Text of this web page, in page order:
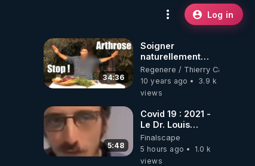
Log in
34:36
Soigner
naturellement
l'arthrose ? + le
"jus des
cartilages"
Regenere / Thierry
10 years ago
3.9 k
views
5:48
Covid 19 : 2021 -
Le Dr. Louis
Fouché renverse
le plateau de
CNews !
Finalscape
5 hours ago
1.0 k
views